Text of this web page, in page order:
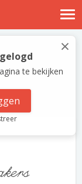
×
te bekijken